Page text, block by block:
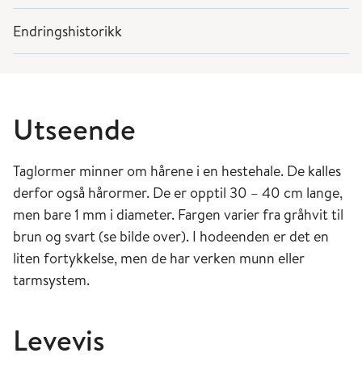
Endringshistorikk
Utseende
Taglormer minner om hårene i en hestehale. De kalles
derfor også hårormer. De er opptil 30 – 40 cm lange,
men bare 1 mm i diameter. Fargen varier fra gråhvit til
brun og svart (se bilde over). I hodeenden er det en
liten fortykkelse, men de har verken munn eller
tarmsystem.
Levevis